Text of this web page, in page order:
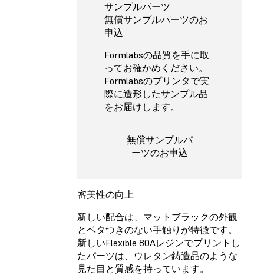
サンプルパーツ
無償サンプルパーツのお
申込
Formlabsの品質を手に取
ってお確かめください。
Formlabsのプリンタで実
際に造形したサンプル品
をお届けします。
無償サンプルパ
ーツのお申込
審美性の向上
新しい配合は、マットブラックの外観
とベタつきのない手触りが特徴です。
新しいFlexible 80Aレジンでプリントし
たパーツは、ウレタン鋳造品のような
見た目と質感を持っています。